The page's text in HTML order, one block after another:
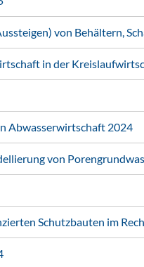
von Behältern,
in der
Abwasserwirtschaft 2024
von
Schutzbauten im